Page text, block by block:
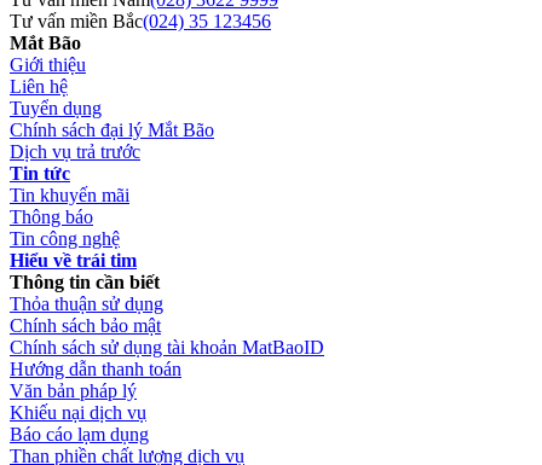
Tư vấn miền Bắc(024) 35 123456
Mắt Bão
Giới thiệu
Liên hệ
Tuyển dụng
Chính sách đại lý Mắt Bão
Dịch vụ trả trước
Tin tức
Tin khuyến mãi
Thông báo
Tin công nghệ
Hiểu về trái tim
Thông tin cần biết
Thỏa thuận sử dụng
Chính sách bảo mật
Chính sách sử dụng tài khoản MatBaoID
Hướng dẫn thanh toán
Văn bản pháp lý
Khiếu nại dịch vụ
Báo cáo lạm dụng
Than phiền chất lượng dịch vụ